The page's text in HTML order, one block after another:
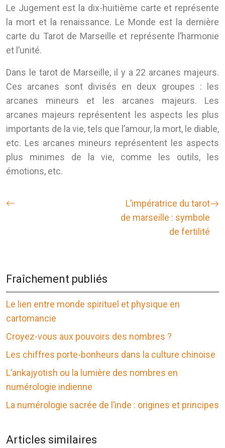
Le Jugement est la dix-huitième carte et représente
la mort et la renaissance. Le Monde est la dernière
carte du Tarot de Marseille et représente l’harmonie
et l’unité.
Dans le tarot de Marseille, il y a 22 arcanes majeurs.
Ces arcanes sont divisés en deux groupes : les
arcanes mineurs et les arcanes majeurs. Les
arcanes majeurs représentent les aspects les plus
importants de la vie, tels que l’amour, la mort, le diable,
etc. Les arcanes mineurs représentent les aspects
plus minimes de la vie, comme les outils, les
émotions, etc.
L’impératrice du tarot
de marseille : symbole
de fertilité
Fraîchement publiés
Le lien entre monde spirituel et physique en
cartomancie
Croyez-vous aux pouvoirs des nombres ?
Les chiffres porte-bonheurs dans la culture chinoise
L’ankajyotish ou la lumière des nombres en
numérologie indienne
La numérologie sacrée de l’inde : origines et principes
Articles similaires